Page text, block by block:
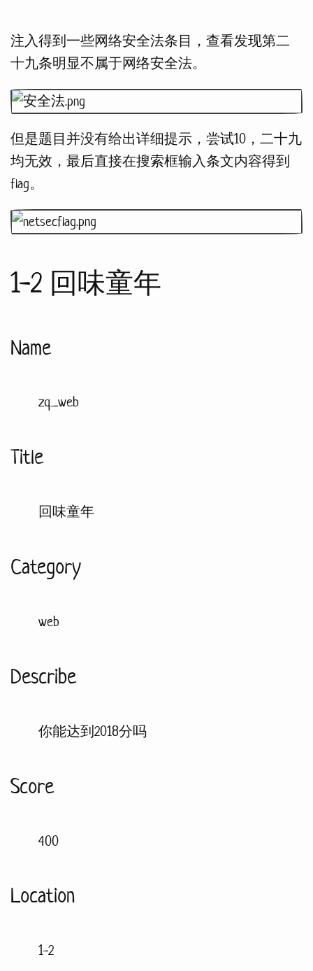
注入得到一些网络安全法条目，查看发现第二
十九条明显不属于网络安全法。
但是题目并没有给出详细提示，尝试10，二十九
均无效，最后直接在搜索框输入条文内容得到
flag。
1-2 回味童年
Name
zq_web
Title
回味童年
Category
web
Describe
你能达到2018分吗
Score
400
Location
1-2